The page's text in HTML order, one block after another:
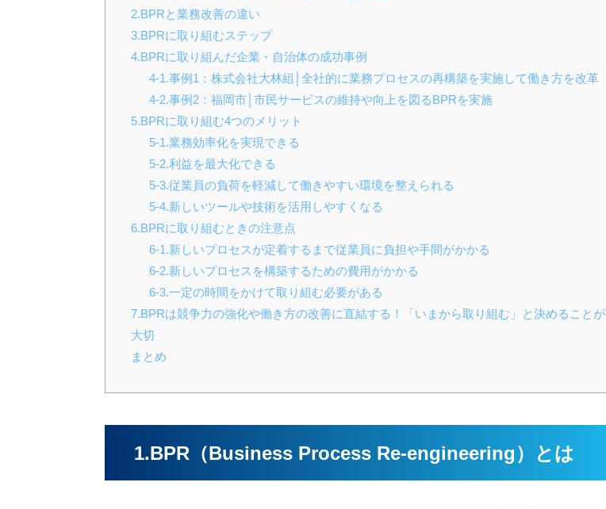
2.BPRと業務改善の違い
3.BPRに取り組むステップ
4.BPRに取り組んだ企業・自治体の成功事例
4-1.事例1：株式会社大林組│全社的に業務プロセスの再構築を実施して働き方を改革
4-2.事例2：福岡市│市民サービスの維持や向上を図るBPRを実施
5.BPRに取り組む4つのメリット
5-1.業務効率化を実現できる
5-2.利益を最大化できる
5-3.従業員の負荷を軽減して働きやすい環境を整えられる
5-4.新しいツールや技術を活用しやすくなる
6.BPRに取り組むときの注意点
6-1.新しいプロセスが定着するまで従業員に負担や手間がかかる
6-2.新しいプロセスを構築するための費用がかかる
6-3.一定の時間をかけて取り組む必要がある
7.BPRは競争力の強化や働き方の改善に直結する！「いまから取り組む」と決めることが
大切
まとめ
1.BPR（Business Process Re-engineering）とは